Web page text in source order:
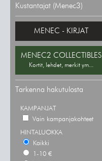
Kustantajat (Menec3)
MENEC - KIRJAT
MENEC2 COLLECTIBLES
Kortit, lehdet, merkit ym...
Tarkenna hakutulosta
KAMPANJAT
Vain kampanjakohteet
HINTALUOKKA
Kaikki
1-10 €